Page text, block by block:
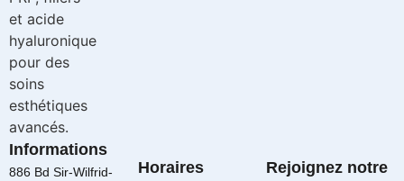
Informations
886 Bd Sir-Wilfrid-
Horaires
Rejoignez notre